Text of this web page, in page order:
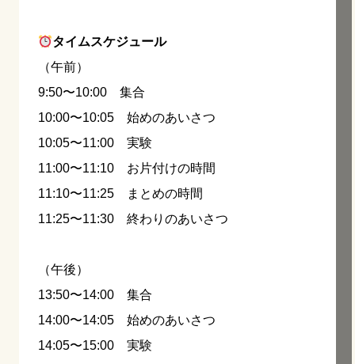
タイムスケジュール
（午前）
9:50〜10:00 集合
10:00〜10:05 始めのあいさつ
10:05〜11:00 実験
11:00〜11:10 お片付けの時間
11:10〜11:25 まとめの時間
11:25〜11:30 終わりのあいさつ
（午後）
13:50〜14:00 集合
14:00〜14:05 始めのあいさつ
14:05〜15:00 実験